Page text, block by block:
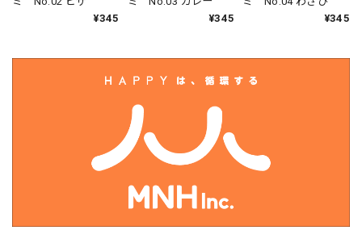
¥345
¥345
¥345